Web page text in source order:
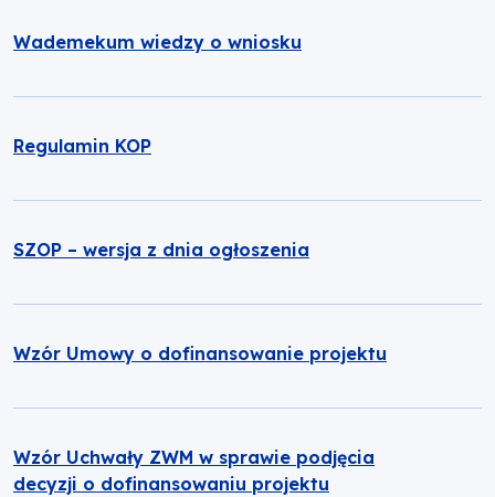
Wademekum wiedzy o wniosku
Regulamin KOP
SZOP – wersja z dnia ogłoszenia
Wzór Umowy o dofinansowanie projektu
Wzór Uchwały ZWM w sprawie podjęcia
decyzji o dofinansowaniu projektu